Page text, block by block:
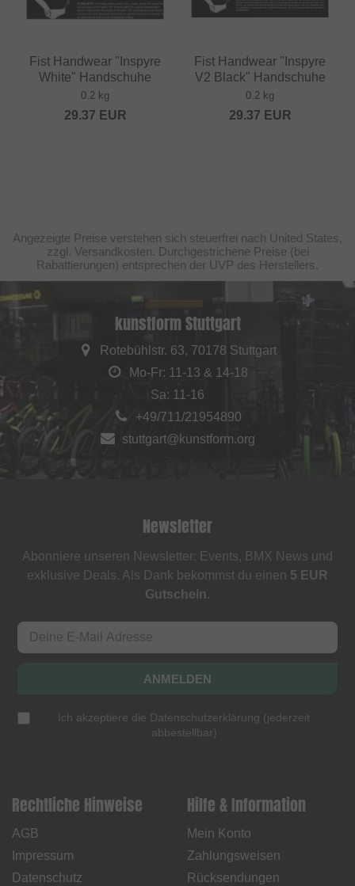
Fist Handwear "Inspyre
White" Handschuhe
0.2 kg
29.37 EUR
Fist Handwear "Inspyre
V2 Black" Handschuhe
0.2 kg
29.37 EUR
Angezeigte Preise verstehen sich steuerfrei nach United States,
zzgl. Versandkosten. Durchgestrichene Preise (bei
Rabattierungen) entsprechen der UVP des Herstellers.
kunstform Stuttgart
Rotebühlstr. 63, 70178 Stuttgart
Mo-Fr: 11-13 & 14-18
Sa: 11-16
+49/711/21954890
stuttgart@kunstform.org
Newsletter
Abonniere unseren Newsletter: Events, BMX News und
exklusive Deals. Als Dank bekommst du einen 5 EUR
Gutschein.
ANMELDEN
Ich akzeptiere die Datenschutzerklärung (jederzeit
abbestellbar)
Rechtliche Hinweise
AGB
Impressum
Datenschutz
Hilfe & Information
Mein Konto
Zahlungsweisen
Rücksendungen